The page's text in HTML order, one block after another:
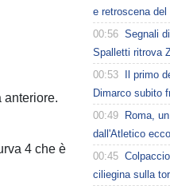
anteriore.
4 che è
e retroscena del
00:56 Segnali
Spalletti ritrova
00:53
Il primo
Dimarco subito
00:49
Roma,
dall'Atletico
00:45
ciliegina sulla